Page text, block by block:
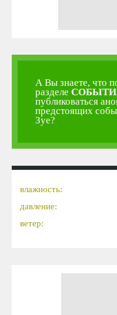
А Вы знаете, что
разделе
публиковаться
предстоящих
Зуе?
влажность:
давление:
ветер: